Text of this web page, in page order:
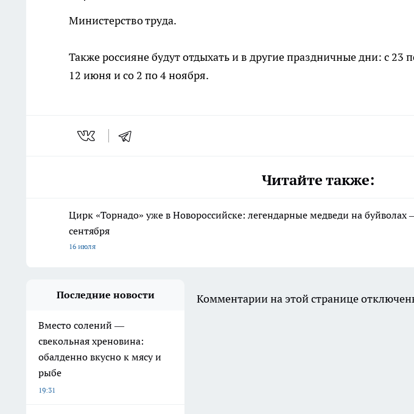
Министерство труда.
Также россияне будут отдыхать и в другие праздничные дни: с 23
12 июня и со 2 по 4 ноября.
Читайте также:
Цирк «Торнадо» уже в Новороссийске: легендарные медведи на
сентября
16 июля
Последние новости
Вместо солений —
свекольная хреновина:
обалденно вкусно к мясу и
рыбе
19:31
Комментарии на этой странице